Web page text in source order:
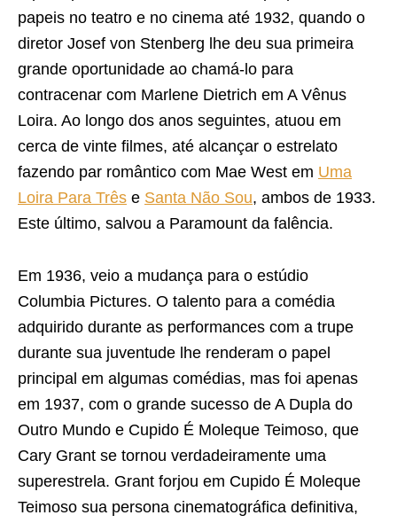
papeis no teatro e no cinema até 1932, quando o
diretor Josef von Stenberg lhe deu sua primeira
grande oportunidade ao chamá-lo para
contracenar com Marlene Dietrich em A Vênus
Loira. Ao longo dos anos seguintes, atuou em
cerca de vinte filmes, até alcançar o estrelato
fazendo par romântico com Mae West em Uma
Loira Para Três e Santa Não Sou, ambos de 1933.
Este último, salvou a Paramount da falência.
Em 1936, veio a mudança para o estúdio
Columbia Pictures. O talento para a comédia
adquirido durante as performances com a trupe
durante sua juventude lhe renderam o papel
principal em algumas comédias, mas foi apenas
em 1937, com o grande sucesso de A Dupla do
Outro Mundo e Cupido É Moleque Teimoso, que
Cary Grant se tornou verdadeiramente uma
superestrela. Grant forjou em Cupido É Moleque
Teimoso sua persona cinematográfica definitiva,